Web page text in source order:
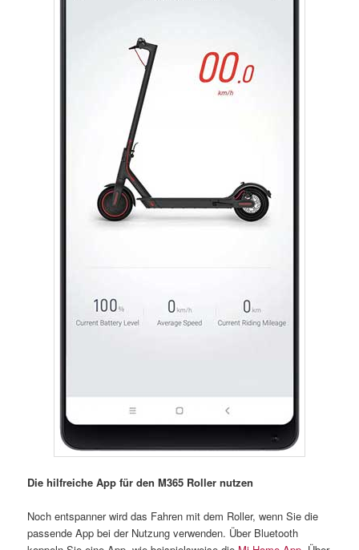
Die hilfreiche App für den M365 Roller nutzen
Noch entspanner wird das Fahren mit dem Roller, wenn Sie die
passende App bei der Nutzung verwenden. Über Bluetooth